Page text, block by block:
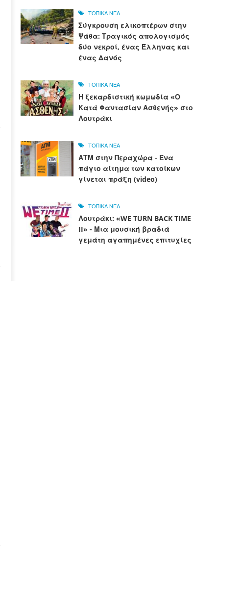
ΤΟΠΙΚΑ ΝΕΑ
Σύγκρουση ελικοπτέρων στην
Ψάθα: Τραγικός απολογισμός
δύο νεκροί, ένας Έλληνας και
ένας Δανός
ΤΟΠΙΚΑ ΝΕΑ
Η ξεκαρδιστική κωμωδία «Ο
Κατά Φαντασίαν Ασθενής» στο
Λουτράκι
ΤΟΠΙΚΑ ΝΕΑ
ΑΤΜ στην Περαχώρα - Ένα
πάγιο αίτημα των κατοίκων
γίνεται πράξη (video)
ΤΟΠΙΚΑ ΝΕΑ
Λουτράκι: «WE TURN BACK TIME
II» - Μια μουσική βραδιά
γεμάτη αγαπημένες επιτυχίες